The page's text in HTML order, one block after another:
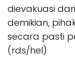
dievakuasi
demikian,
secara pasti
(rds/hel)